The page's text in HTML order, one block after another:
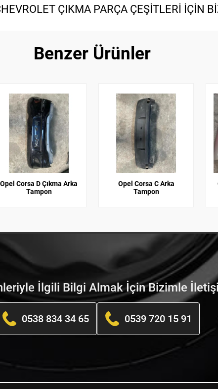
ÇIKMA PARÇA ÇEŞİTLERİ İÇİN
Benzer Ürünler
Opel Corsa D Çıkma Arka
Tampon
Opel Corsa C Arka
Tampon
İlgili Bilgi Almak İçin Bizimle
0538 834 34 65 0539 720 15 91